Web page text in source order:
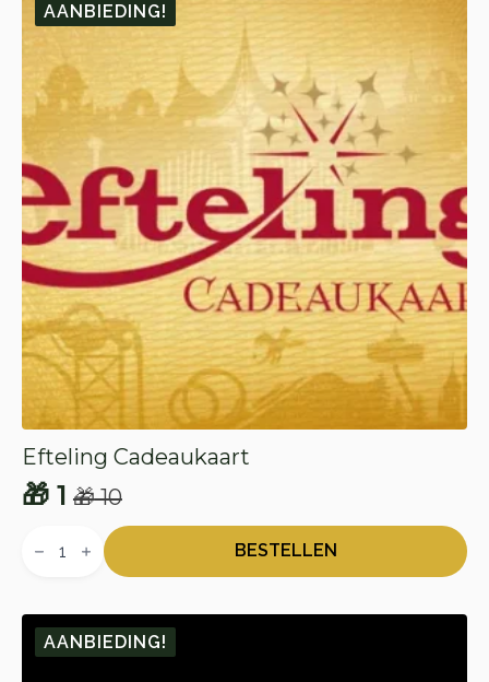
AANBIEDING!
Efteling Cadeaukaart
🎁10
Oorspronkelijke
prijs
🎁 10.
🎁 1
Huidige
prijs
🎁 1.
Cadeaukaart
BESTELLEN
AANBIEDING!